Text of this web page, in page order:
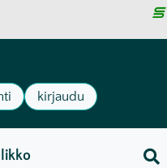
kirjaudu